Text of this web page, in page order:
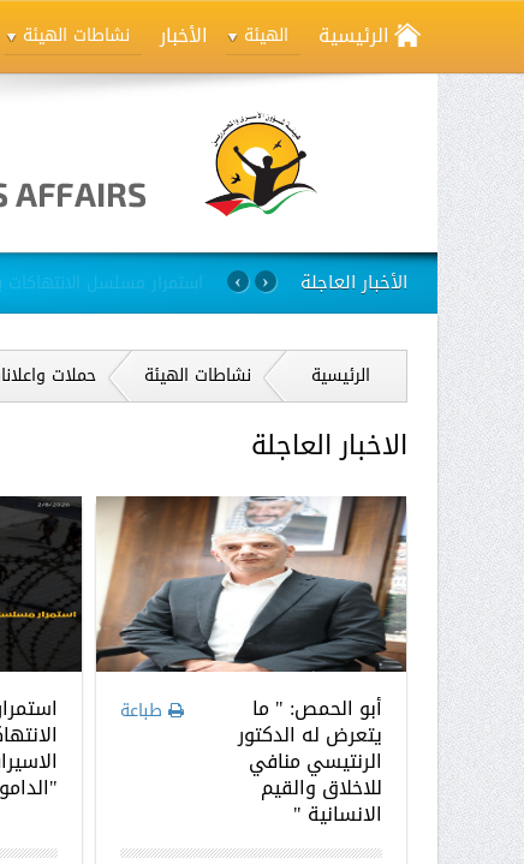
الرئيسية الهيئة الأخبار نشاطات الهيئة
الأخبار العاجلة استمرار مسلسل › ‹
الرئيسية نشاطات الهيئة حملات
الاخبار العاجلة
طباعة أبو الحمص: " ما
يتعرض له الدكتور
الرنتيسي منافي
للاخلاق والقيم
الانسانية "